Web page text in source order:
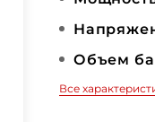
Объем
Все